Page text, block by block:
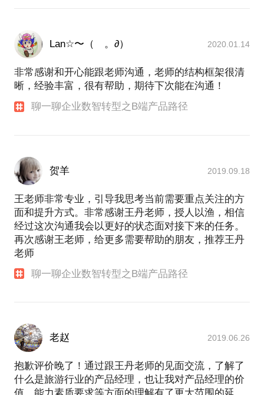
Lan☆〜（ゝ。∂） 2020.01.14
非常感谢和开心能跟老师沟通，老师的结构框架很清
晰，经验丰富，很有帮助，期待下次能在沟通！
聊一聊企业数智转型之B端产品路径
贺羊 2019.09.18
王老师非常专业，引导我思考当前需要重点关注的方
面和提升方式。非常感谢王丹老师，授人以渔，相信
经过这次沟通我会以更好的状态面对接下来的任务。
再次感谢王老师，给更多需要帮助的朋友，推荐王丹
老师
聊一聊企业数智转型之B端产品路径
老赵 2019.06.26
抱歉评价晚了！通过跟王丹老师的见面交流，了解了
什么是旅游行业的产品经理，也让我对产品经理的价